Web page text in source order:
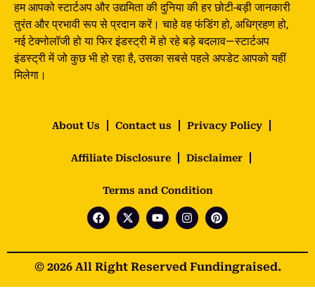
हम आपको स्टार्टअप और उद्यमिता की दुनिया की हर छोटी-बड़ी जानकारी
तुरंत और प्रभावी रूप से प्रदान करें। चाहे वह फंडिंग हो, अधिग्रहण हो,
नई टेक्नोलॉजी हो या फिर इंडस्ट्री में हो रहे बड़े बदलाव—स्टार्टअप
इंडस्ट्री में जो कुछ भी हो रहा है, उसका सबसे पहले अपडेट आपको यहीं
मिलेगा।
About Us Contact us Privacy Policy
Affiliate Disclosure Disclaimer
Terms and Condition
© 2026 All Right Reserved Fundingraised.